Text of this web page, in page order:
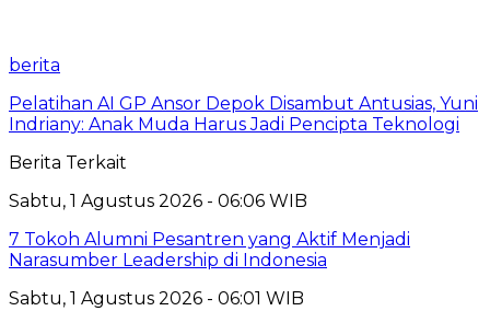
berita
Pelatihan AI GP Ansor Depok Disambut Antusias, Yuni
Indriany: Anak Muda Harus Jadi Pencipta Teknologi
Berita Terkait
Sabtu, 1 Agustus 2026 - 06:06 WIB
7 Tokoh Alumni Pesantren yang Aktif Menjadi
Narasumber Leadership di Indonesia
Sabtu, 1 Agustus 2026 - 06:01 WIB